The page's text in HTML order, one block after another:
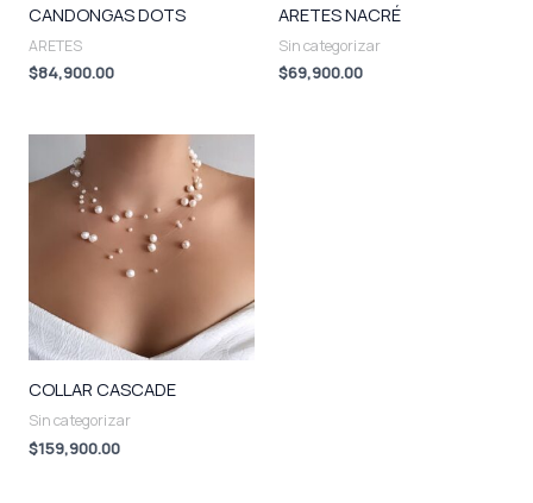
CANDONGAS DOTS
ARETES
$84,900.00
ARETES NACRÉ
Sin categorizar
$69,900.00
COLLAR CASCADE
Sin categorizar
$159,900.00